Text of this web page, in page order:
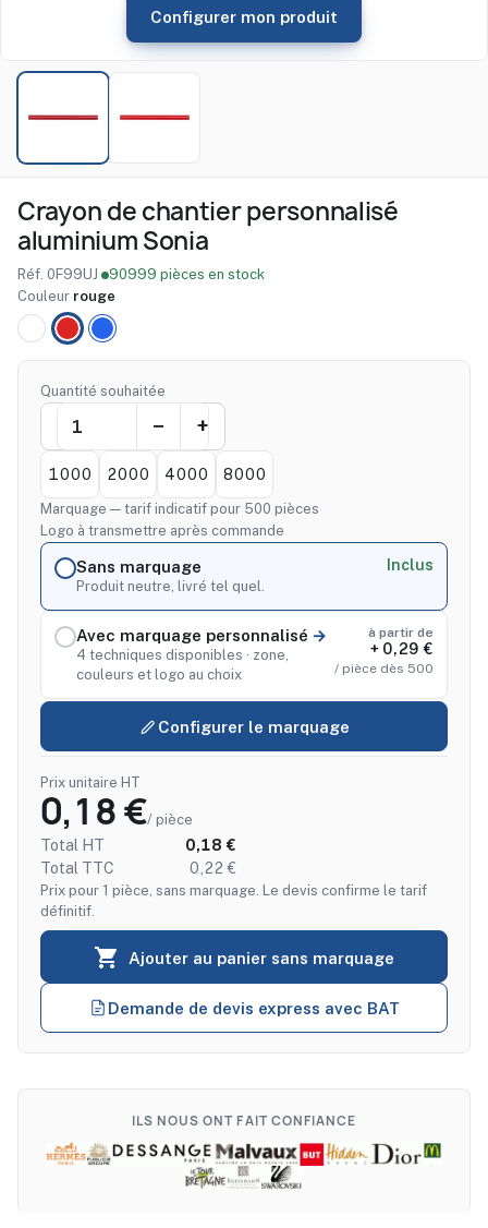
Configurer mon produit
Crayon de chantier personnalisé
aluminium Sonia
Réf. 0F99UJ· 90999 pièces en stock
Couleur rouge
blancrougebleu
Quantité souhaitée
1000 2000 4000 8000
Marquage — tarif indicatif pour 500 pièces
Logo à transmettre après commande
Sans marquage
Produit neutre, livré tel quel.
Inclus
Avec marquage personnalisé
4 techniques disponibles · zone,
couleurs et logo au choix
à partir de
+ 0,29 €
/ pièce dès 500
Configurer le marquage
 Ajouter au panier sans marquage
Prix unitaire HT
0,18 €/ pièce
Total HT
0,18 €
Total TTC
0,22 €
Prix pour 1 pièce, sans marquage. Le devis confirme le tarif
définitif.
Demande de devis express avec BAT
ILS NOUS ONT FAIT CONFIANCE